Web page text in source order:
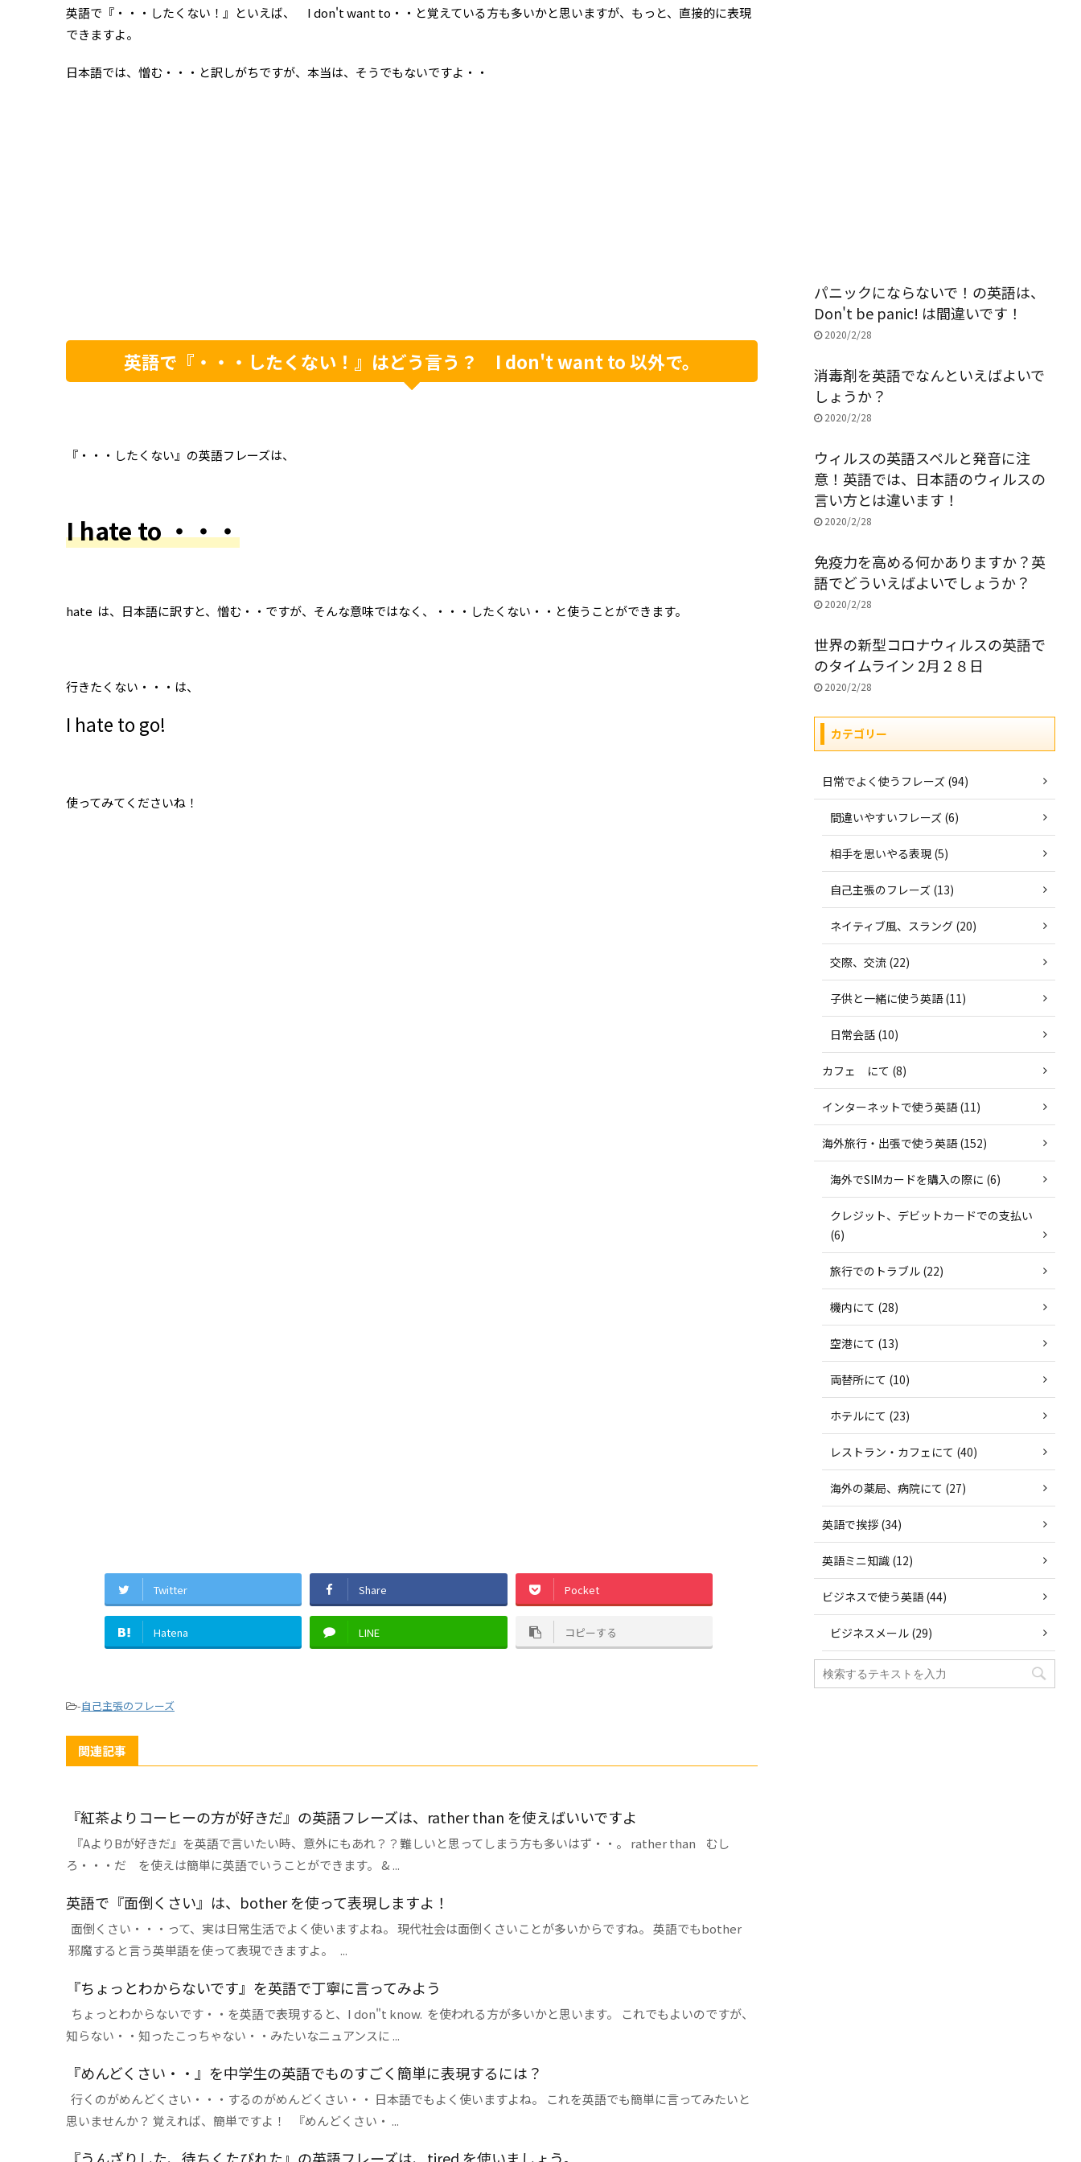
英語で『・・・したくない！』といえば、 I don't want to・・と覚えている方も多いかと思いますが、もっと、直接的に表現
できますよ。
日本語では、憎む・・・と訳しがちですが、本当は、そうでもないですよ・・
英語で『・・・したくない！』はどう言う？ I don't want to 以外で。
『・・・したくない』の英語フレーズは、
I hate to ・・・
hate は、日本語に訳すと、憎む・・ですが、そんな意味ではなく、・・・したくない・・と使うことができます。
行きたくない・・・は、
I hate to go!
使ってみてくださいね！
Twitter Share Pocket
Hatena LINE コピーする
-自己主張のフレーズ
関連記事
『紅茶よりコーヒーの方が好きだ』の英語フレーズは、rather than を使えばいいですよ
『AよりBが好きだ』を英語で言いたい時、意外にもあれ？？難しいと思ってしまう方も多いはず・・。 rather than むし
ろ・・・だ を使えは簡単に英語でいうことができます。 & ...
英語で『面倒くさい』は、bother を使って表現しますよ！
面倒くさい・・・って、実は日常生活でよく使いますよね。 現代社会は面倒くさいことが多いからですね。 英語でもbother
邪魔すると言う英単語を使って表現できますよ。 ...
『ちょっとわからないです』を英語で丁寧に言ってみよう
ちょっとわからないです・・を英語で表現すると、I don"t know. を使われる方が多いかと思います。 これでもよいのですが、
知らない・・知ったこっちゃない・・みたいなニュアンスに ...
『めんどくさい・・』を中学生の英語でものすごく簡単に表現するには？
行くのがめんどくさい・・・するのがめんどくさい・・ 日本語でもよく使いますよね。 これを英語でも簡単に言ってみたいと
思いませんか？ 覚えれば、簡単ですよ！ 『めんどくさい・ ...
パニックにならないで！の英語は、
Don't be panic! は間違いです！
2020/2/28
消毒剤を英語でなんといえばよいで
しょうか？
2020/2/28
ウィルスの英語スペルと発音に注
意！英語では、日本語のウィルスの
言い方とは違います！
2020/2/28
免疫力を高める何かありますか？英
語でどういえばよいでしょうか？
2020/2/28
世界の新型コロナウィルスの英語で
のタイムライン 2月２８日
2020/2/28
カテゴリー
日常でよく使うフレーズ (94)
間違いやすいフレーズ (6)
相手を思いやる表現 (5)
自己主張のフレーズ (13)
ネイティブ風、スラング (20)
交際、交流 (22)
子供と一緒に使う英語 (11)
日常会話 (10)
カフェ にて (8)
インターネットで使う英語 (11)
海外旅行・出張で使う英語 (152)
海外でSIMカードを購入の際に (6)
クレジット、デビットカードでの支払い
(6)
旅行でのトラブル (22)
機内にて (28)
空港にて (13)
両替所にて (10)
ホテルにて (23)
レストラン・カフェにて (40)
海外の薬局、病院にて (27)
英語で挨拶 (34)
英語ミニ知識 (12)
ビジネスで使う英語 (44)
ビジネスメール (29)